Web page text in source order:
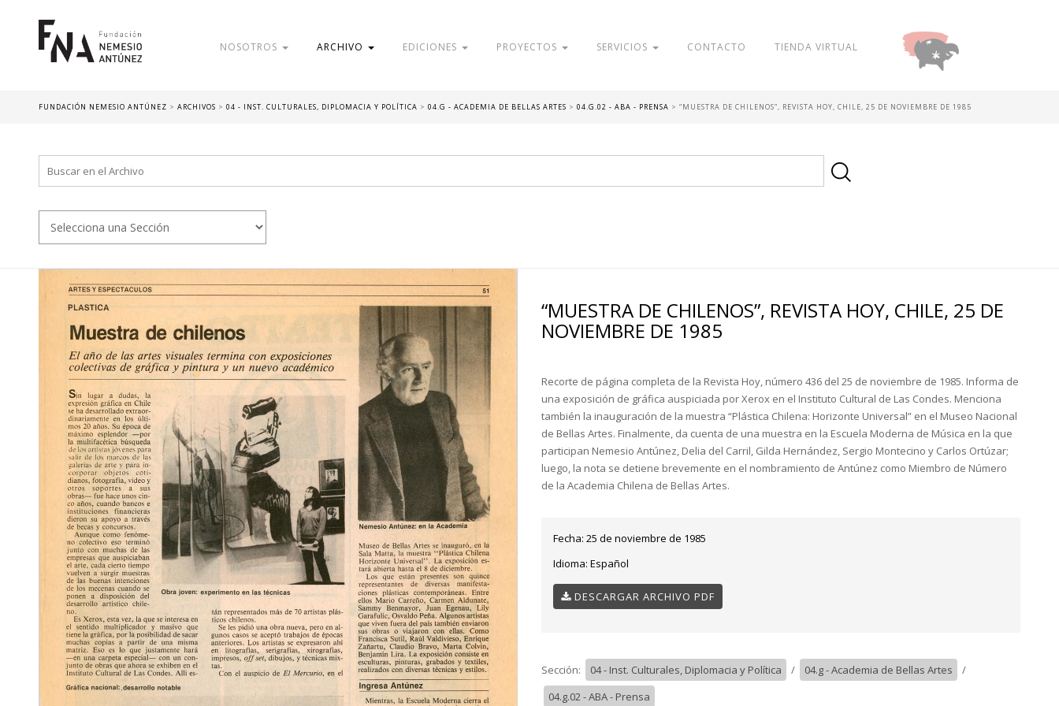
NOSOTROS ARCHIVO EDICIONES PROYECTOS SERVICIOS CONTACTO TIENDA VIRTUAL
FUNDACIÓN NEMESIO ANTÚNEZ > ARCHIVOS > 04 - INST. CULTURALES, DIPLOMACIA Y POLÍTICA > 04.G - ACADEMIA DE BELLAS ARTES > 04.G.02 - ABA - PRENSA > “MUESTRA DE CHILENOS”, REVISTA HOY, CHILE, 25 DE NOVIEMBRE DE 1985
“MUESTRA DE CHILENOS”, REVISTA HOY, CHILE, 25 DE
NOVIEMBRE DE 1985
Recorte de página completa de la Revista Hoy, número 436 del 25 de noviembre de 1985. Informa de
una exposición de gráfica auspiciada por Xerox en el Instituto Cultural de Las Condes. Menciona
también la inauguración de la muestra “Plástica Chilena: Horizonte Universal” en el Museo Nacional
de Bellas Artes. Finalmente, da cuenta de una muestra en la Escuela Moderna de Música en la que
participan Nemesio Antúnez, Delia del Carril, Gilda Hernández, Sergio Montecino y Carlos Ortúzar;
luego, la nota se detiene brevemente en el nombramiento de Antúnez como Miembro de Número
de la Academia Chilena de Bellas Artes.
Fecha: 25 de noviembre de 1985
Idioma: Español
DESCARGAR ARCHIVO PDF
Sección: 04 - Inst. Culturales, Diplomacia y Política / 04.g - Academia de Bellas Artes
/
04.g.02 - ABA - Prensa